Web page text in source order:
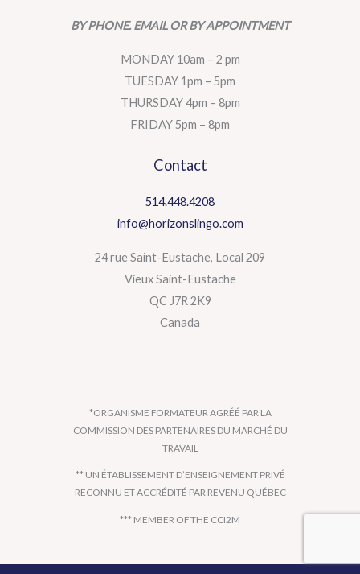
BY PHONE. EMAIL OR BY APPOINTMENT
MONDAY 10am – 2 pm
TUESDAY 1pm – 5pm
THURSDAY 4pm – 8pm
FRIDAY 5pm – 8pm
Contact
514.448.4208
info@horizonslingo.com
24 rue Saint-Eustache, Local 209
Vieux Saint-Eustache
QC J7R 2K9
Canada
*ORGANISME FORMATEUR AGRÉÉ PAR LA
COMMISSION DES PARTENAIRES DU MARCHÉ DU
TRAVAIL
** UN ÉTABLISSEMENT D’ENSEIGNEMENT PRIVÉ
RECONNU ET ACCRÉDITÉ PAR REVENU QUÉBEC
*** MEMBER OF THE CCI2M